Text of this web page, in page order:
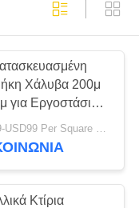
Χάλυβα 200μ
για Εργοστάσιο
USD29-USD99 Per Square Meter MOQ:500 τετραγωνικό μέτρο
Κτίρια